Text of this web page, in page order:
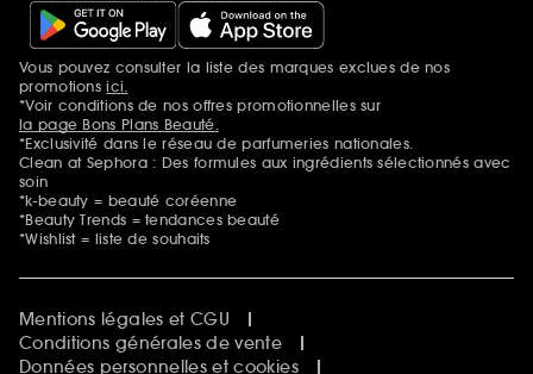
Mentions additionnelles
Vous pouvez consulter la liste des marques exclues de nos
promotionsici.
*Voir conditions de nos offres promotionnelles sur
la page Bons Plans Beauté.
*Exclusivité dans le réseau de parfumeries nationales.
Clean at Sephora : Des formules aux ingrédients sélectionnés avec
soin
*k-beauty = beauté coréenne
*Beauty Trends = tendances beauté
*Wishlist = liste de souhaits
Mentions légales et CGU
Conditions générales de vente
Données personnelles et cookies